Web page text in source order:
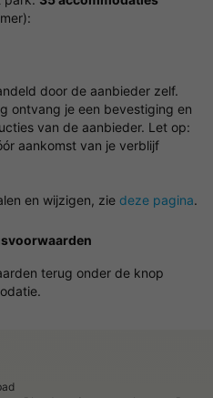
door de aanbieder zelf.
ontvang je een bevestiging en
van de aanbieder. Let op:
aankomst van je verblijf
en wijzigen, zie deze pagina.
terug onder de knop